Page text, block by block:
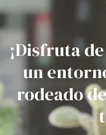
¡Disfruta
un
rodeado